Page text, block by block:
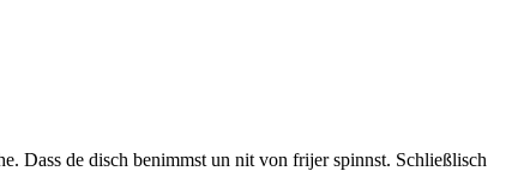
Dass de disch benimmst un nit von frijer spinnst. Schließlisch